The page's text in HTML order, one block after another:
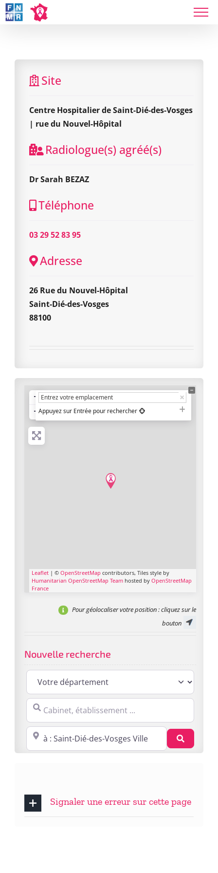
Skip
to
Site
Centre Hospitalier de Saint-Dié-des-Vosges
| rue du Nouvel-Hôpital
Radiologue(s) agréé(s)
Dr Sarah BEZAZ
Téléphone
03 29 52 83 95
Adresse
26 Rue du Nouvel-Hôpital
Saint-Dié-des-Vosges
88100
+
−Appuyez sur Entrée pour rechercher
Leaflet | © OpenStreetMap contributors, Tiles style by
Humanitarian OpenStreetMap Team hosted by OpenStreetMap
France
Pour géolocaliser votre position: cliquez sur le
bouton
Nouvelle recherche
Cabinet, établissement ...
Proche de : ville, cp, lieu ...
Signaler une erreur sur cette page